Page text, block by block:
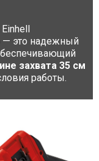
— это надежный
захвата 35 см
работы.